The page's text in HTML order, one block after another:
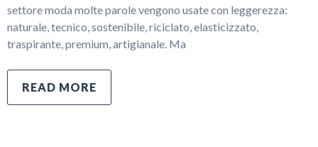
settore moda molte parole vengono usate con leggerezza:
naturale, tecnico, sostenibile, riciclato, elasticizzato,
traspirante, premium, artigianale. Ma
READ MORE